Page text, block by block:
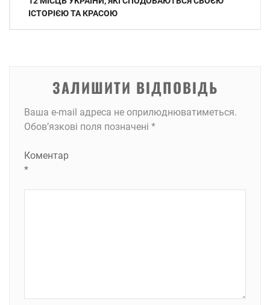
записів
ІСТОРІЄЮ ТА КРАСОЮ
ЗАЛИШИТИ ВІДПОВІДЬ
Ваша e-mail адреса не оприлюднюватиметься.
Обов’язкові поля позначені *
Коментар
*